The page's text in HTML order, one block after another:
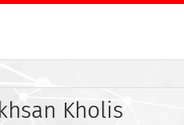
Kholis